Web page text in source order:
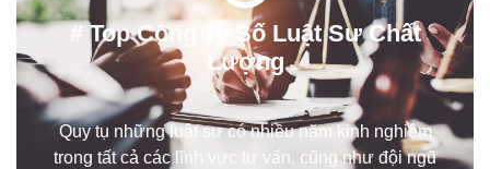
# Top Công Ty Số Luật Sư Chất
Lượng
Quy tụ những luật sư có nhiều năm kinh nghiệm
trong tất cả các lĩnh vực tư vấn, cũng như đội ngũ